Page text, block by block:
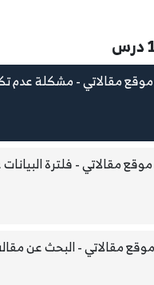
موقع مقالاتي - مشكلة عدم
موقع مقالاتي - فلترة